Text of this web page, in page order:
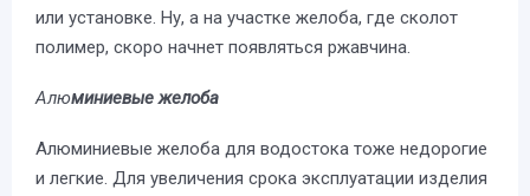
или установке. Ну, а на участке желоба, где сколот
полимер, скоро начнет появляться ржавчина.
Алюминиевые желоба
Алюминиевые желоба для водостока тоже недорогие
и легкие. Для увеличения срока эксплуатации изделия